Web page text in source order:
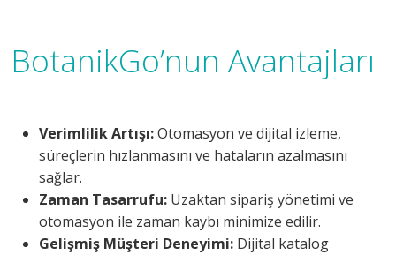
BotanikGo’nun Avantajları
Verimlilik Artışı:Otomasyon ve dijital izleme,
süreçlerin hızlanmasını ve hataların azalmasını
sağlar.
Zaman Tasarrufu: Uzaktan sipariş yönetimi ve
otomasyon ile zaman kaybı minimize edilir.
Gelişmiş Müşteri Deneyimi: Dijital katalog